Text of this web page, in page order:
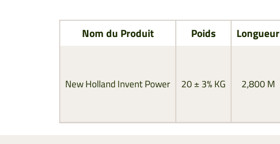
Nom du Produit Poids Longueur
New Holland Invent Power 20 ± 3% KG 2,800 M